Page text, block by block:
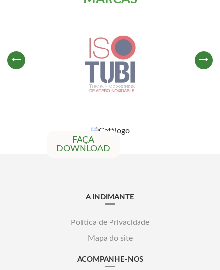
FAÇA
DOWNLOAD
A INDIMANTE
Política de Privacidade
Mapa do site
ACOMPANHE-NOS